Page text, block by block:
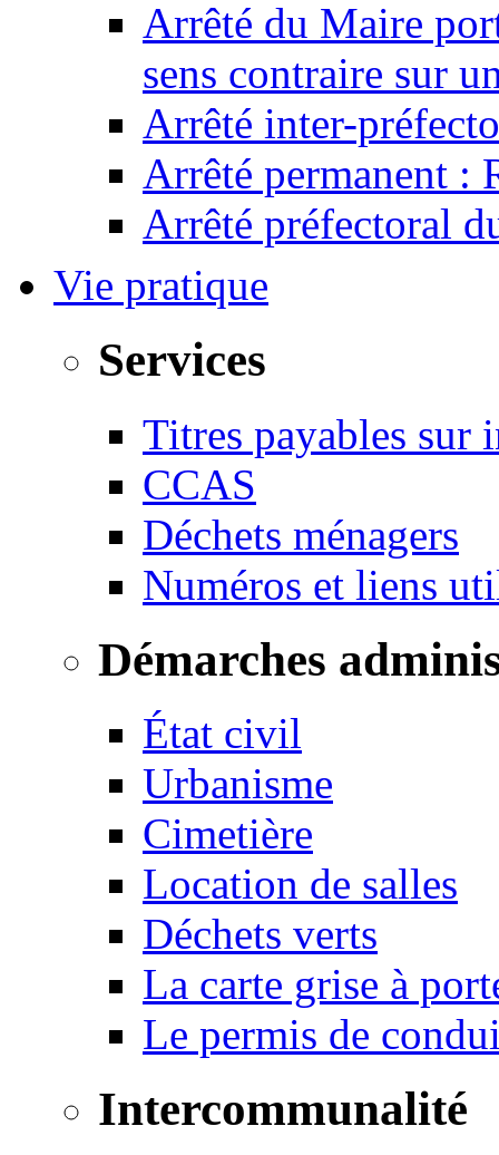
Arrêté du Maire
sens contraire sur
Arrêté inter-
Arrêté permanent :
Arrêté préfectoral
Vie pratique
Services
Titres payables sur
CCAS
Déchets ménagers
Numéros et liens
Démarches
État civil
Urbanisme
Cimetière
Location de salles
Déchets verts
La carte grise à
Le permis de
Intercommunalité